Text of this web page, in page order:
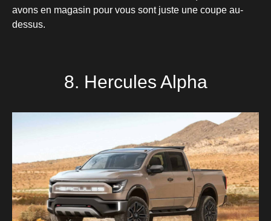
avons en magasin pour vous sont juste une coupe au-
dessus.
8. Hercules Alpha